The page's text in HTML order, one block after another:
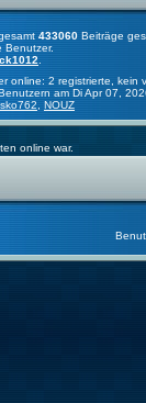
433060 Beiträge
Benutzer.
online: 2 registrierte,
am Di Apr 07,
NOUZ
online war.